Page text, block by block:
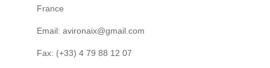
France
Email: avironaix@gmail.com
Fax: (+33) 4 79 88 12 07